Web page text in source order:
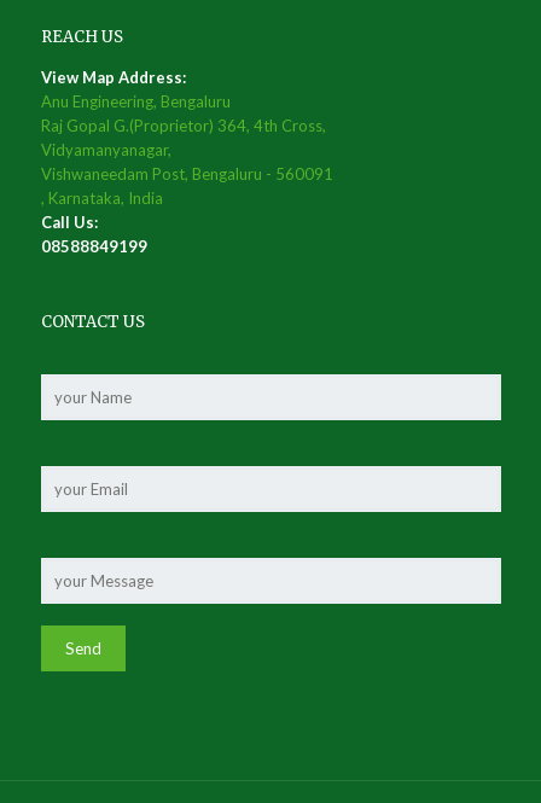
REACH US
View Map Address:
Anu Engineering, Bengaluru
Raj Gopal G.(Proprietor) 364, 4th Cross,
Vidyamanyanagar,
Vishwaneedam Post, Bengaluru - 560091
, Karnataka, India
Call Us:
08588849199
CONTACT US